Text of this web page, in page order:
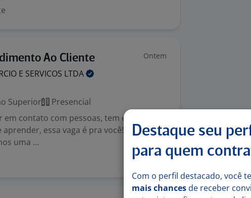
Ao Cliente Ontem
E SERVICOS LTDA
Superior
Presencial
em contato com pessoas, tem energia,
essa vaga é pra você! ?? Na 2V
uma ...
Destaque seu
para quem
Com o perfil destacado, você
mais chances de receber